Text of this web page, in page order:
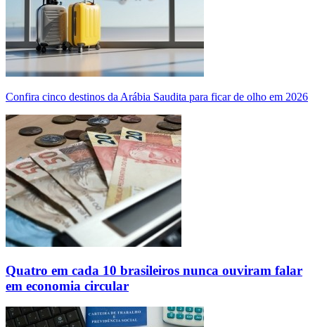
Confira cinco destinos da Arábia Saudita para ficar de olho em 2026
Quatro em cada 10 brasileiros nunca ouviram falar
em economia circular